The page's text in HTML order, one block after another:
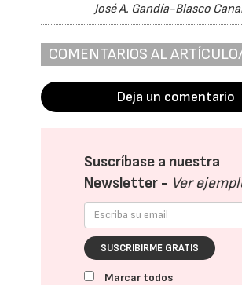
José A. Gandía-Blasco
COMENTARIOS AL
Deja un comentario
Suscríbase a nuestra
Newsletter - Ver
SUSCRIBIRME GRATIS
Marcar todos